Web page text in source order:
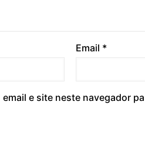
Email *
e site neste navegador